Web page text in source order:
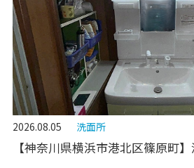
2026.08.05 洗面所
【神奈川県横浜市港北区篠原町